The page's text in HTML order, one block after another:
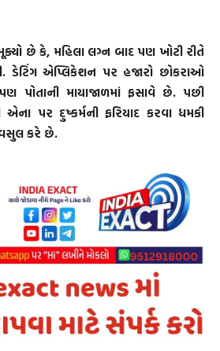
છે કે, મહિલા લગ્ન બાદ પણ ખોટી રીતે
ડેટિંગ એપ્લિકેશન પર હજારો છોકરાઓ
પોતાની માયાજાળમાં ફસાવે છે. પછી
પર દુષ્કર્મની ફરિયાદ કરવા ધમકી
વસુલ કરે છે.